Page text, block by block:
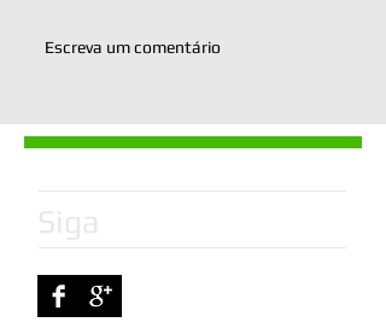
Escreva um comentário